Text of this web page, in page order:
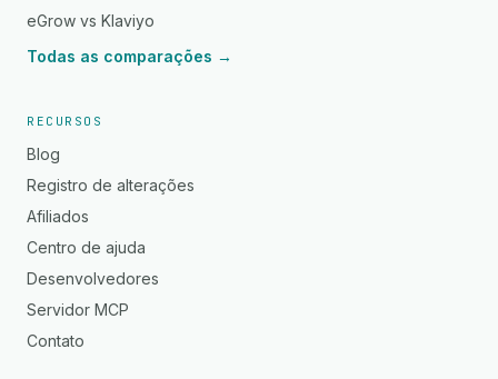
eGrow vs Klaviyo
Todas as comparações →
RECURSOS
Blog
Registro de alterações
Afiliados
Centro de ajuda
Desenvolvedores
Servidor MCP
Contato